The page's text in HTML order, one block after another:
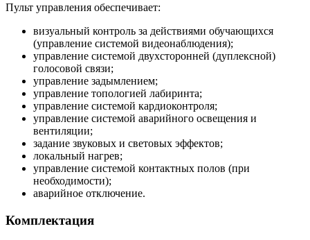
Пульт управления обеспечивает:
визуальный контроль за действиями обучающихся
(управление системой видеонаблюдения);
управление системой двухсторонней (дуплексной)
голосовой связи;
управление задымлением;
управление топологией лабиринта;
управление системой кардиоконтроля;
управление системой аварийного освещения и
вентиляции;
задание звуковых и световых эффектов;
локальный нагрев;
управление системой контактных полов (при
необходимости);
аварийное отключение.
Комплектация